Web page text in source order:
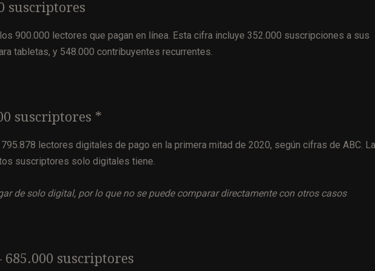
suscriptores
900.000 lectores que pagan en línea. Esta cifra incluye 352.000 suscripciones a sus
tabletas, y 548.000 contribuyentes recurrentes.
suscriptores *
lectores digitales de pago en la primera mitad de 2020, según cifras de ABC. La
suscriptores solo digitales tiene.
de solo digital, por lo que no se puede comparar directamente con otros casos
suscriptores